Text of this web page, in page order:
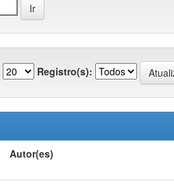
Registro(s):
Autor(es)